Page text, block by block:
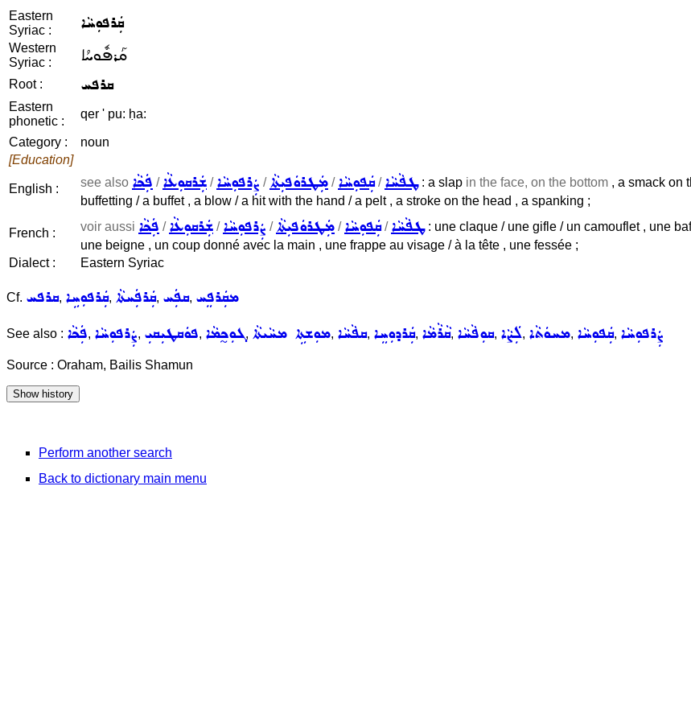
Eastern
Syriac :
ܩܲܪܦܘܼܚܵܐ
Western
Syriac :
ܩܰܪܦܽܘܚܳܐ
Root : ܩܪܦܚ
Eastern
phonetic :
qer ' pu: ḥa:
Category :
noun
[Education]
English : see also ܦܲܟܵܐ /ܫܲܪܩܘܼܥܵܐ /ܨܲܪܦܘܼܚܵܐ /ܡܲܛܪܘܿܦܝܼܬܵܐ /ܩܲܦܘܼܚܵܐ/ܛܦܵܚܵܐ: a slap in the face, on the bottom , a smack on
buffetting / a buffet , a blow / a hit with the hand / a pelt , a stroke on the head , a spanking ;
French : voir aussi ܦܲܟܵܐ /ܫܲܪܩܘܼܥܵܐ /ܨܲܪܦܘܼܚܵܐ /ܡܲܛܪܘܿܦܝܼܬܵܐ /ܩܲܦܘܼܚܵܐ/ܛܦܵܚܵܐ: une claque / une gifle / un camouflet , une
une beigne , un coup donné avec la main , une frappe au visage / à la tête , une fessée ;
Dialect :
Eastern Syriac
Cf. ܩܪܦܚ, ܩܲܪܦܘܼܚܹܐ, ܩܲܪܦܲܚܬܵܐ, ܩܦܲܚ, ܡܩܲܪܦܸܚ
See also : ܦܲܟܵܐ, ܨܲܪܦܘܼܚܵܐ, ܦܘܿܩܛܝܼܩܝܼ, ܓܘܼܟ̰ܡܵܐ, ܡܘܼܫܬܹܐ ܡܚܵܝܬܵܐ, ܩܦܵܚܵܐ, ܩܲܪܕܘܼܚܸܐ, ܩܵܪܵܡܵܐ, ܩܘܼܦܵܚܵܐ, ܠܲܨܵܐ, ܡܚܘܿܬܵܐ, ܩܲܦܘܼܚܵܐ, ܨܲܪܦܘܼܚܵܐ
Source : Oraham, Bailis Shamun
Perform another search
Back to dictionary main menu